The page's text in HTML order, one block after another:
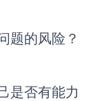
题的风险？
是否有能力